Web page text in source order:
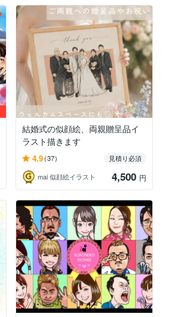
結婚式の似顔絵、両親贈呈品イ
ラスト描きます
4.9(37)
見積り必須
mai 似顔絵イラスト
4,500 円